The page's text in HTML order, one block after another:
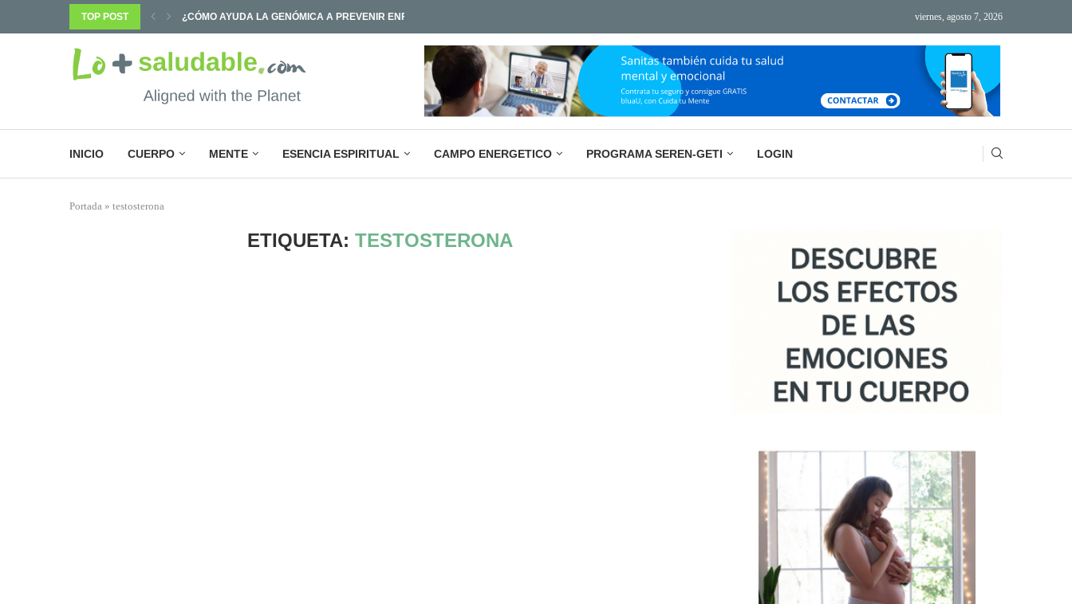
TOP POST
ENFERMEDADES Y... ¿POR QUÉ SABEMOS TANTO Y CAMBIAMOS TAN POCO? BASURA MENTAL: LA IMPORTANCIA DE
viernes, agosto 7, 2026
INICIO CUERPO MENTE ESENCIA ESPIRITUAL CAMPO ENERGETICO PROGRAMA SEREN-GETI LOGIN
Portada » testosterona
ETIQUETA:TESTOSTERONA